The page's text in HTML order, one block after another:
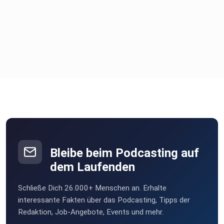
Deine weird writers
Nico & Lena
Bleibe beim Podcasting auf
dem Laufenden
Schließe Dich 26.000+ Menschen an. Erhalte
interessante Fakten über das Podcasting, Tipps der
Redaktion, Job-Angebote, Events und mehr.